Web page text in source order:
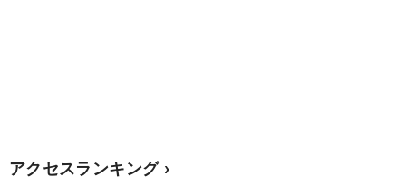
アクセスランキング